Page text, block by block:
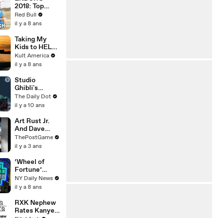
2018: Top
riders to
watch.
Red Bull
il y a 8 ans
Taking My
Kids to HEL
[Kult
America]
Kult America
il y a 8 ans
Studio
Ghibli's
animation
software is
source
The Daily Dot
il y a 10 ans
Art Rust Jr.
And Dave
Sims: Sports
Radio
ThePostGame
il y a 3 ans
‘Wheel of
Fortune’
contestant
loses $7,100
mispronuncia
tion
NY Daily News
il y a 8 ans
RXK Nephew
Rates Kanye,